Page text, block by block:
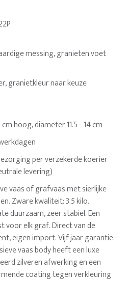
messing, granieten voet
granietkleur naar keuze
cm hoog, diameter 11.5 - 14 cm
per verzekerde koerier
levering)
vaas of grafvaas met sierlijke
Zware kwaliteit: 3.5 kilo.
duurzaam, zeer stabiel. Een
voor elk graf. Direct van de
eigen import. Vijf jaar garantie.
vaas body heeft een luxe
zilveren afwerking en een
coating tegen verkleuring